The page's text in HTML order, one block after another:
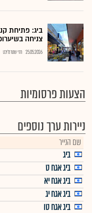
ביג: פתיחת
צניחה
25.05.2026 חזי שטרנליכט
הצעות פרסומיות
ניירות ערך נוספים
שם הנייר
ביג
ביג אגח ט
ביג אגח יא
ביג אגח יג
ביג אגח טו